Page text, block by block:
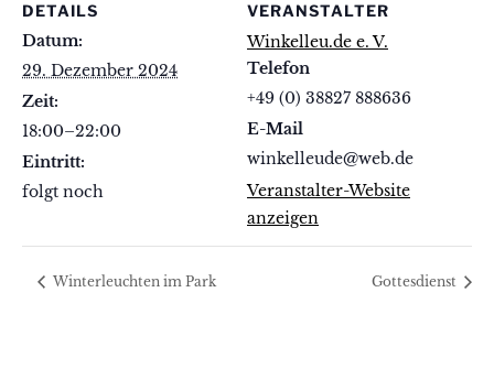
DETAILS
Datum:
29. Dezember 2024
Zeit:
18:00–22:00
Eintritt:
folgt noch
VERANSTALTER
Winkelleu.de e. V.
Telefon
+49 (0) 38827 888636
E-Mail
winkelleude@web.de
Veranstalter-Website
anzeigen
Winterleuchten im Park Gottesdienst